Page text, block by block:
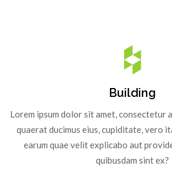
Building
Lorem ipsum dolor sit amet, consectetur
quaerat ducimus eius, cupiditate, vero
earum quae velit explicabo aut
quibusdam sint ex?